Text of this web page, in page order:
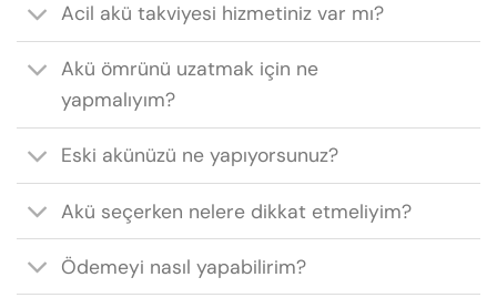
Acil akü takviyesi hizmetiniz var mı?
Akü ömrünü uzatmak için ne
yapmalıyım?
Eski akünüzü ne yapıyorsunuz?
Akü seçerken nelere dikkat etmeliyim?
Ödemeyi nasıl yapabilirim?